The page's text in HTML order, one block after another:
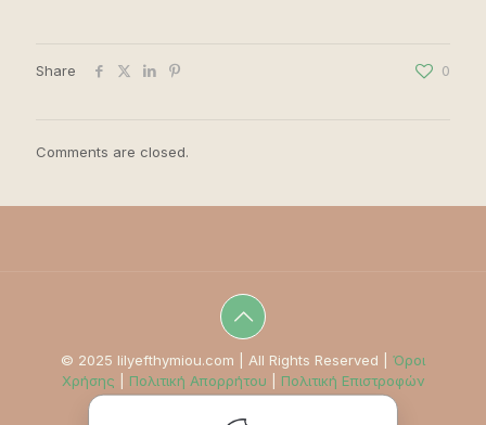
Share 0
Comments are closed.
© 2025 lilyefthymiou.com | All Rights Reserved | Όροι
Χρήσης
Πολιτική Απορρήτου Πολιτική Επιστροφών